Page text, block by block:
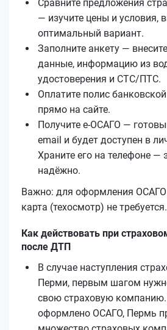
Сравните предложения
— изучите цены и условия,
оптимальный вариант.
Заполните анкету —
данные, информацию из
удостоверения и СТС/ПТС.
Оплатите полис
прямо на сайте.
Получите е‑ОСАГО —
email и будет доступен в
Храните его на телефоне —
надёжно.
Важно: для оформления ОСАГО
карта (техосмотр) не требуется.
Как действовать при
после ДТП
В случае наступления
Перми, первым шагом
свою страховую компанию.
оформлено ОСАГО, Пермь